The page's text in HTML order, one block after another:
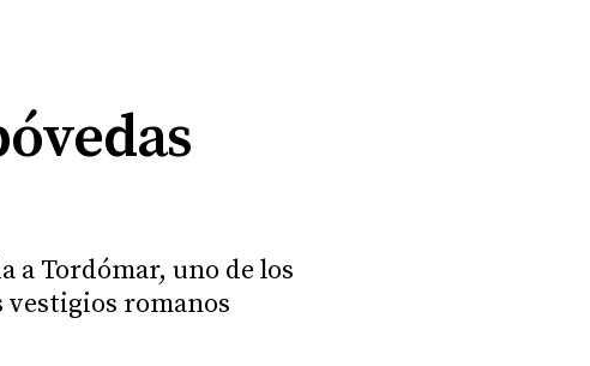
a Tordómar, uno de los
vestigios romanos